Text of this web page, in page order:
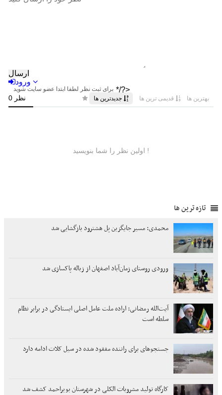
تازه ترین ها
محمدی: مسیر جایگزین پل هشترود بازگشایی شد
ورودی روستای زمان‌آباد اصفهان از زباله پاکسازی شد
آیت‌الله رمضانی: اراده ملت عامل اصلی ایستادگی در برابر نظام
سلطه است
جستجوهای برای راننده مفقود شده در سیل کلات ادامه دارد
کارگاه تولید مشروبات الکلی در شهرستان بویراحمد کشف شد